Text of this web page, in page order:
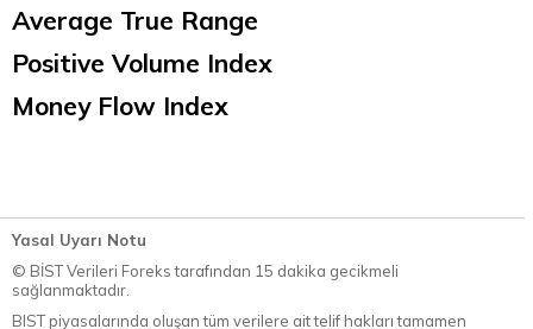
Average True Range
Positive Volume Index
Money Flow Index
Yasal Uyarı Notu
© BİST Verileri Foreks tarafından 15 dakika gecikmeli
sağlanmaktadır.
BIST piyasalarında oluşan tüm verilere ait telif hakları tamamen